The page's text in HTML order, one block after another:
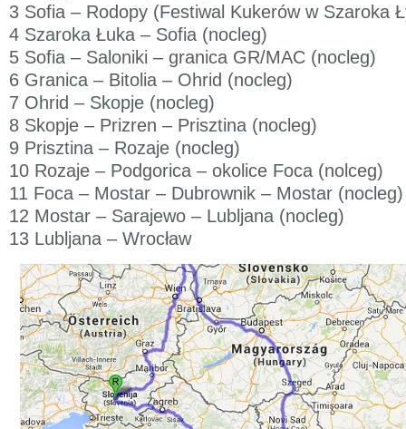
3 Sofia – Rodopy (Festiwal Kukerów w Szaroka
4 Szaroka Łuka – Sofia (nocleg)
5 Sofia – Saloniki – granica GR/MAC (nocleg)
6 Granica – Bitolia – Ohrid (nocleg)
7 Ohrid – Skopje (nocleg)
8 Skopje – Prizren – Prisztina (nocleg)
9 Prisztina – Rozaje (nocleg)
10 Rozaje – Podgorica – okolice Foca (nolceg)
11 Foca – Mostar – Dubrownik – Mostar (nocleg)
12 Mostar – Sarajewo – Lubljana (nocleg)
13 Lubljana – Wrocław